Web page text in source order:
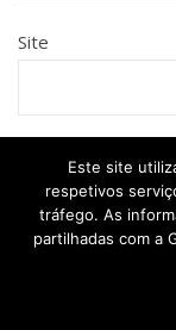
Site
Comentário
Este site
respetivos
tráfego. As
partilhadas com a